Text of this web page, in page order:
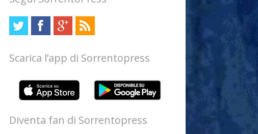
Scarica l’app di Sorrentopress
Diventa fan di Sorrentopress